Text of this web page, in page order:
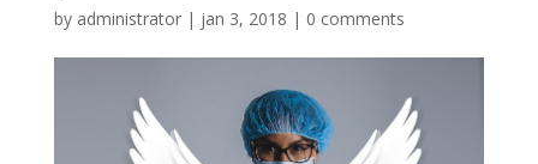
by administrator| jan 3, 2018 | 0 comments